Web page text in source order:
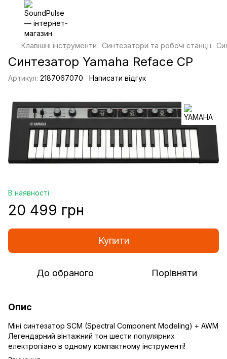
Клавішні інструменти Синтезатори та робочі станції
Синтезатор Yamaha Reface CP
Артикул: 2187067070 Написати відгук
В наявності
20 499 грн
Купити
До обраного Порівняти
Опис
Міні синтезатор SCM (Spectral Component Modeling) + AWM
Легендарний вінтажний тон шести популярних
електропіано в одному компактному інструменті!